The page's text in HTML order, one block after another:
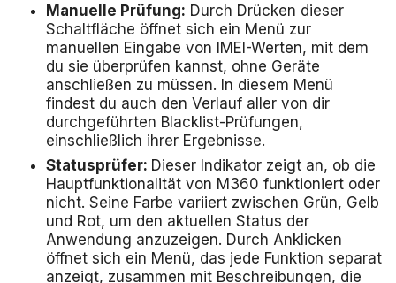
Manuelle Prüfung: Durch Drücken dieser
Schaltfläche öffnet sich ein Menü zur
manuellen Eingabe von IMEI-Werten, mit dem
du sie überprüfen kannst, ohne Geräte
anschließen zu müssen. In diesem Menü
findest du auch den Verlauf aller von dir
durchgeführten Blacklist-Prüfungen,
einschließlich ihrer Ergebnisse.
Statusprüfer: Dieser Indikator zeigt an, ob die
Hauptfunktionalität von M360 funktioniert oder
nicht. Seine Farbe variiert zwischen Grün, Gelb
und Rot, um den aktuellen Status der
Anwendung anzuzeigen. Durch Anklicken
öffnet sich ein Menü, das jede Funktion separat
anzeigt, zusammen mit Beschreibungen, die